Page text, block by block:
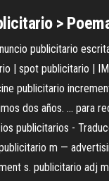
>
publicitario
| spot publicitario |
publicitario
dos años. ... para
publicitarios -
m —
s. publicitario adj m